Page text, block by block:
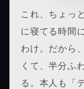
これ、ちょっ
に寝てる時間
わけ。だから
くて、半分ふ
る。本人も「